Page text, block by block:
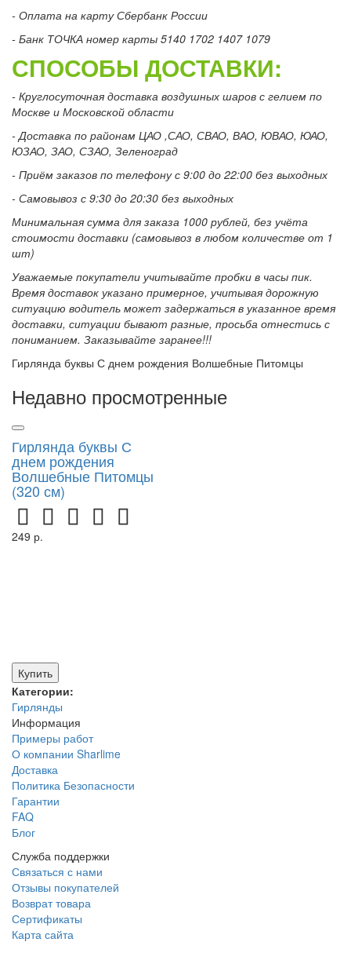
- Оплата на карту Сбербанк России
- Банк ТОЧКА номер карты 5140 1702 1407 1079
СПОСОБЫ ДОСТАВКИ:
- Круглосуточная доставка воздушных шаров с гелием по
Москве и Московской области
- Доставка по районам ЦАО ,САО, СВАО, ВАО, ЮВАО, ЮАО,
ЮЗАО, ЗАО, СЗАО, Зеленоград
- Приём заказов по телефону с 9:00 до 22:00 без выходных
- Самовывоз с 9:30 до 20:30 без выходных
Минимальная сумма для заказа 1000 рублей, без учёта
стоимости доставки (самовывоз в любом количестве от 1
шт)
Уважаемые покупатели учитывайте пробки в часы пик.
Время доставок указано примерное, учитывая дорожную
ситуацию водитель может задержаться в указанное время
доставки, ситуации бывают разные, просьба отнестись с
пониманием. Заказывайте заранее!!!
Гирлянда буквы С днем рождения Волшебные Питомцы
Недавно просмотренные
Гирлянда буквы С
днем рождения
Волшебные Питомцы
(320 см)
249 р.
Купить
Категории:
Гирлянды
Информация
Примеры работ
О компании Sharlime
Доставка
Политика Безопасности
Гарантии
FAQ
Блог
Служба поддержки
Связаться с нами
Отзывы покупателей
Возврат товара
Сертификаты
Карта сайта